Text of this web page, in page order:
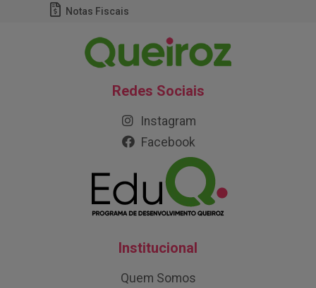
Notas Fiscais
Redes Sociais
Instagram
Facebook
Institucional
Quem Somos